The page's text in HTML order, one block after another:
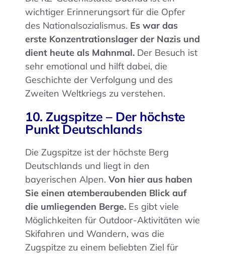
wichtiger Erinnerungsort für die Opfer
des Nationalsozialismus. Es war das
erste Konzentrationslager der Nazis und
dient heute als Mahnmal. Der Besuch ist
sehr emotional und hilft dabei, die
Geschichte der Verfolgung und des
Zweiten Weltkriegs zu verstehen.
10. Zugspitze – Der höchste
Punkt Deutschlands
Die Zugspitze ist der höchste Berg
Deutschlands und liegt in den
bayerischen Alpen. Von hier aus haben
Sie einen atemberaubenden Blick auf
die umliegenden Berge. Es gibt viele
Möglichkeiten für Outdoor-Aktivitäten wie
Skifahren und Wandern, was die
Zugspitze zu einem beliebten Ziel für